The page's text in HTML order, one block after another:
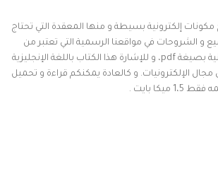
مكونات إلكترونية بسيطة و منها المعقدة التي تحتاج
و الشروحات في مواقعنا الرسمية التي تعتبر من
أفضل المواقع في مجال الإلكترونيات و الكهرباء بشكل عام، و التي تحتوي على كتب مجانية بصيغة pdf، و للإشارة هذا الكتاب باللغة الإنجليزية
الإلكترونيات. و كالعادة يمكنكم قراءة و تحميل